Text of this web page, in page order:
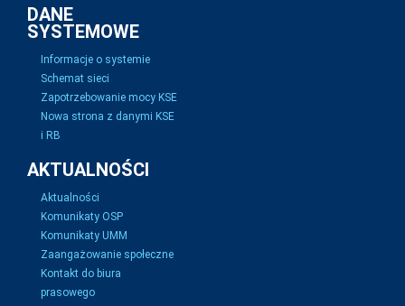
DANE
SYSTEMOWE
Informacje o systemie
Schemat sieci
Zapotrzebowanie mocy KSE
Nowa strona z danymi KSE
i RB
AKTUALNOŚCI
Aktualności
Komunikaty OSP
Komunikaty UMM
Zaangażowanie społeczne
Kontakt do biura
prasowego